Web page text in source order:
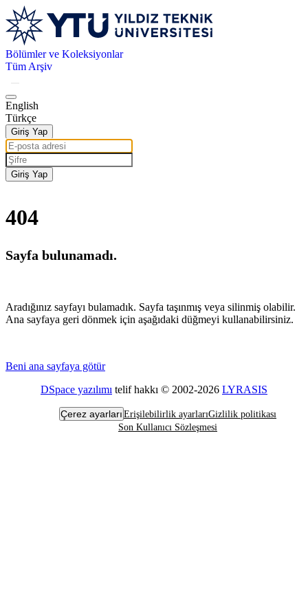
Bölümler ve Koleksiyonlar
Tüm Arşiv
English
Türkçe
Giriş Yap
Giriş Yap
404
Sayfa bulunamadı.
Aradığınız sayfayı bulamadık. Sayfa taşınmış veya silinmiş olabilir.
Ana sayfaya geri dönmek için aşağıdaki düğmeyi kullanabilirsiniz.
Beni ana sayfaya götür
DSpace yazılımı telif hakkı © 2002-2026 LYRASIS
Çerez ayarları Erişilebilirlik ayarlarıGizlilik politikası
Son Kullanıcı Sözleşmesi